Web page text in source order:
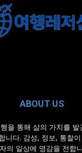
ABOUT US
을 통해 삶의 가치를
니다. 감성, 정보, 통찰
의 일상에 영감을 전합